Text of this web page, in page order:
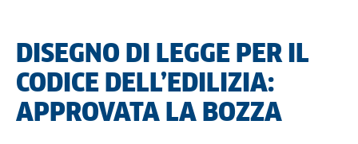
DISEGNO DI LEGGE PER IL
CODICE DELL’EDILIZIA:
APPROVATA LA BOZZA